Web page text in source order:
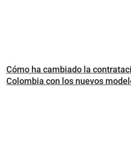
Cómo ha cambiado la
Colombia con los nuevos